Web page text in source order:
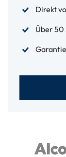
Direkt
Über 50